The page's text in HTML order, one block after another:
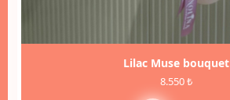
Lilac Muse bouquet
8.550 ₺